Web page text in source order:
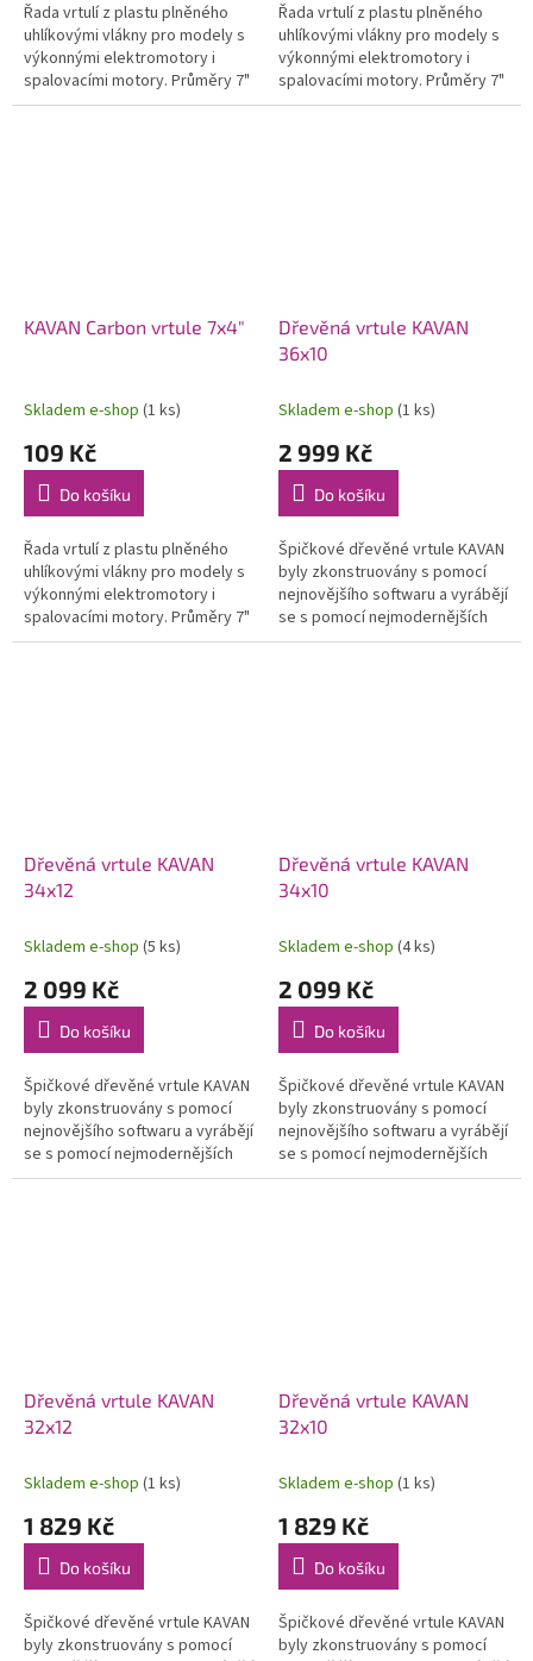
Řada vrtulí z plastu plněného
uhlíkovými vlákny pro modely s
výkonnými elektromotory i
spalovacími motory. Průměry 7"
až 14".
Řada vrtulí z plastu plněného
uhlíkovými vlákny pro modely s
výkonnými elektromotory i
spalovacími motory. Průměry 7"
až 14".
KAVAN Carbon vrtule 7x4"
Skladem e-shop (1 ks)
109 Kč
Do košíku
Řada vrtulí z plastu plněného
uhlíkovými vlákny pro modely s
výkonnými elektromotory i
spalovacími motory. Průměry 7"
až 14".
Dřevěná vrtule KAVAN
36x10
Skladem e-shop (1 ks)
2 999 Kč
Do košíku
Špičkové dřevěné vrtule KAVAN
byly zkonstruovány s pomocí
nejnovějšího softwaru a vyrábějí
se s pomocí nejmodernějších
CNC strojů. Jejich profil a tvar je
Dřevěná vrtule KAVAN
34x12
Skladem e-shop (5 ks)
2 099 Kč
Do košíku
Špičkové dřevěné vrtule KAVAN
byly zkonstruovány s pomocí
nejnovějšího softwaru a vyrábějí
se s pomocí nejmodernějších
CNC strojů. Jejich profil a tvar je
Dřevěná vrtule KAVAN
34x10
Skladem e-shop (4 ks)
2 099 Kč
Do košíku
Špičkové dřevěné vrtule KAVAN
byly zkonstruovány s pomocí
nejnovějšího softwaru a vyrábějí
se s pomocí nejmodernějších
CNC strojů. Jejich profil a tvar je
Dřevěná vrtule KAVAN
32x12
Skladem e-shop (1 ks)
1 829 Kč
Do košíku
Špičkové dřevěné vrtule KAVAN
byly zkonstruovány s pomocí
Dřevěná vrtule KAVAN
32x10
Skladem e-shop (1 ks)
1 829 Kč
Do košíku
Špičkové dřevěné vrtule KAVAN
byly zkonstruovány s pomocí